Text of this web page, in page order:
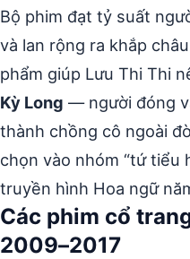
Bộ phim đạt tỷ suất
và lan rộng ra khắp
phẩm giúp Lưu Thi Thi
Kỳ Long — người đóng
thành chồng cô ngoài
chọn vào nhóm “tứ tiểu
truyền hình Hoa ngữ
Các phim cổ
2009–2017